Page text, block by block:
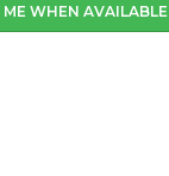
ME WHEN AVAILABLE